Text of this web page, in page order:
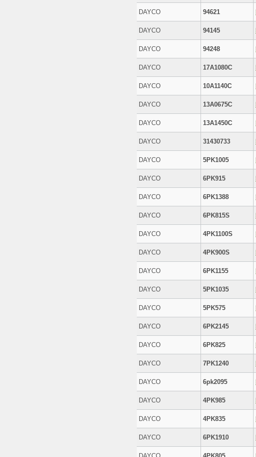
DAYCO 94621
DAYCO 94145
DAYCO 94248
DAYCO 17A1080C
DAYCO 10A1140C
DAYCO 13A0675C
DAYCO 13A1450C
DAYCO 31430733
DAYCO 5PK1005
DAYCO 6PK915
DAYCO 6PK1388
DAYCO 6PK815S
DAYCO 4PK1100S
DAYCO 4PK900S
DAYCO 6PK1155
DAYCO 5PK1035
DAYCO 5PK575
DAYCO 6PK2145
DAYCO 6PK825
DAYCO 7PK1240
DAYCO 6pk2095
DAYCO 4PK985
DAYCO 4PK835
DAYCO 6PK1910